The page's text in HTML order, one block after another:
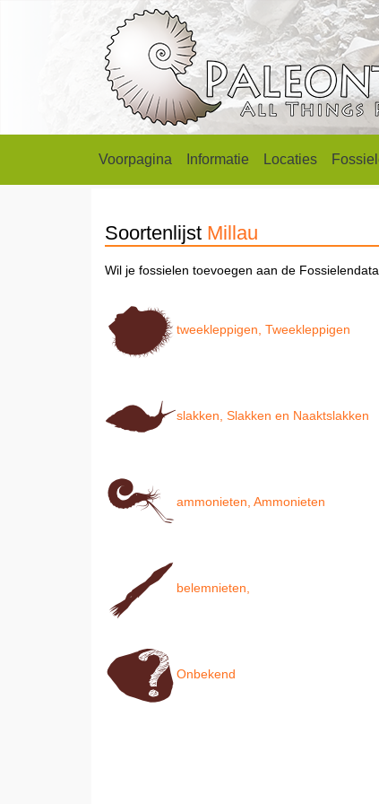
Voorpagina Informatie Locaties
Soortenlijst Millau
Wil je fossielen toevoegen aan de
tweekleppigen, Tweekleppigen
slakken, Slakken en Naaktslakken
ammonieten, Ammonieten
belemnieten,
Onbekend